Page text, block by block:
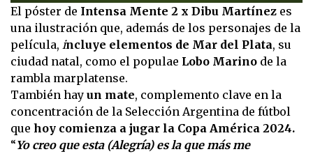
0
seconds
of
21
seconds
El póster de Intensa Mente 2 x Dibu Martínez es
una ilustración que, además de los personajes de la
película, incluye elementos de Mar del Plata, su
ciudad natal, como el populae Lobo Marino de la
rambla marplatense.
También hay un mate, complemento clave en la
concentración de la Selección Argentina de fútbol
que hoy comienza a jugar la Copa América 2024.
“Yo creo que esta (Alegría) es la que más me